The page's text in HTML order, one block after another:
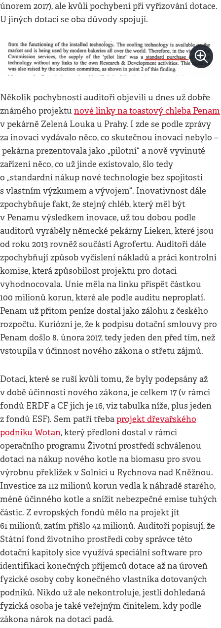
únorem 2017), ale kvůli pochybení při vyřizování dotace.
U jiných dotací se oba důvody spojují.
Několik pochybností auditoři objevili u dnes už dobře
známého projektu nové linky na toastový chleba Penam
v pekárně Zelená Louka u Prahy. I zde se podle zprávy
za inovaci vydávalo něco, co skutečnou inovací nebylo –
pekárna prezentovala jako „pilotní“ a nově vyvinuté
zařízení něco, co už jinde existovalo, šlo tedy
o „standardní nákup nové technologie bez spojitosti
s vlastním výzkumem a vývojem“. Inovativnost dále
zpochybňuje fakt, že stejný chléb, který měl být
v Penamu výsledkem inovace, už tou dobou podle
auditorů vyráběly německé pekárny Lieken, které jsou
od roku 2013 rovněž součástí Agrofertu. Auditoři dále
zpochybňují způsob vyčíslení nákladů a práci kontrolní
komise, která způsobilost projektu pro dotaci
vyhodnocovala. Unie měla na linku přispět částkou
100 milionů korun, které ale podle auditu neproplatí.
Penam už přitom peníze dostal jako zálohu z českého
rozpočtu. Kuriózní je, že k podpisu dotační smlouvy pro
Penam došlo 8. února 2017, tedy jeden den před tím, než
vstoupila v účinnost nového zákona o střetu zájmů.
Dotací, které se ruší kvůli tomu, že byly podepsány až
v době účinnosti nového zákona, je celkem 17 (v rámci
fondů ERDF a CF jich je 16, viz tabulka níže, plus jeden
z fondů ESF). Sem patří třebaprojekt dřevařského
podniku Wotan, který předloni dostal v rámci
operačního programu Životní prostředí schválenou
dotaci na nákup nového kotle na biomasu pro svou
výrobnu překližek v Solnici u Rychnova nad Kněžnou.
Investice za 112 milionů korun vedla k náhradě starého,
méně účinného kotle a snížit nebezpečné emise tuhých
částic. Z evropských fondů mělo na projekt jít
61 milionů, zatím přišlo 42 milionů. Auditoři popisují, že
Státní fond životního prostředí coby správce této
dotační kapitoly sice využívá speciální software pro
identifikaci konečných příjemců dotace až na úroveň
fyzické osoby coby konečného vlastníka dotovaných
podniků. Nikdo už ale nekontroluje, jestli dohledaná
fyzická osoba je také veřejným činitelem, kdy podle
zákona nárok na dotaci padá.